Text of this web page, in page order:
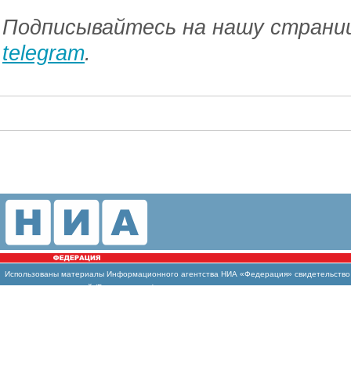
Подписывайтесь на нашу
telegram.
Использованы материалы Информационного агентства НИА «Федерация»
массовых коммуникаций (Роскомнадзор)